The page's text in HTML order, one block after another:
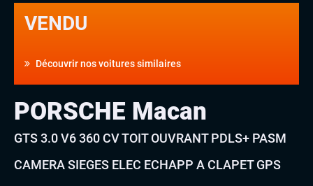
VENDU
Découvrir nos voitures similaires
PORSCHE Macan
GTS 3.0 V6 360 CV TOIT OUVRANT PDLS+ PASM
CAMERA SIEGES ELEC ECHAPP A CLAPET GPS